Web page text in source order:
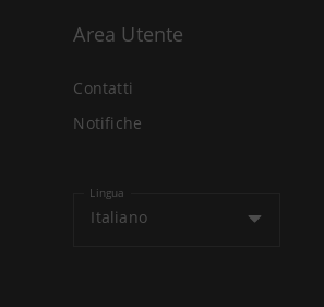
Area Utente
Contatti
Notifiche
Lingua
Italiano